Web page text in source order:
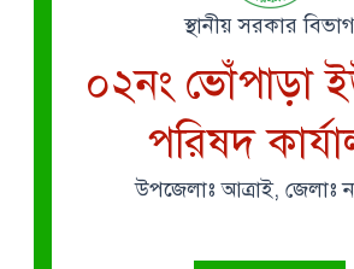
স্থানীয় সরকার বিভাগ
০২নং ভোঁপাড়া
পরিষদ
উপজেলাঃ আত্রাই, জেলাঃ